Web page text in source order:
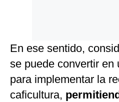
En ese sentido,
se puede convertir en
para implementar la
caficultura,